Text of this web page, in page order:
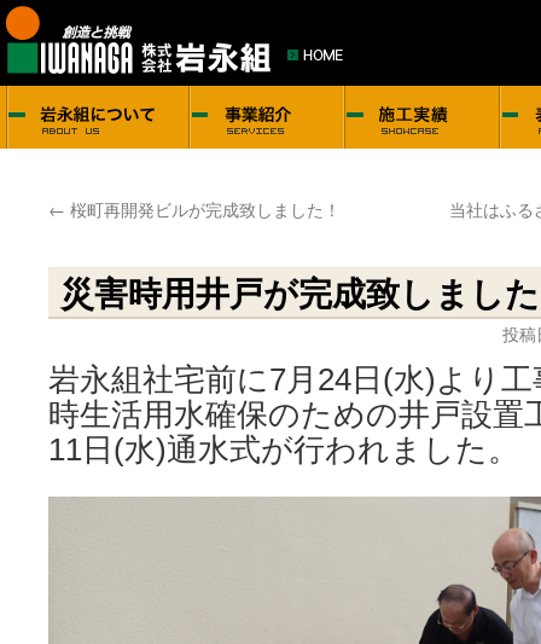
← 桜町再開発ビルが完成致しました！ 当社はふる
災害時用井戸が完成致しまし
投稿
岩永組社宅前に7月24日(水)より
時生活用水確保のための井戸設置
11日(水)通水式が行われました。